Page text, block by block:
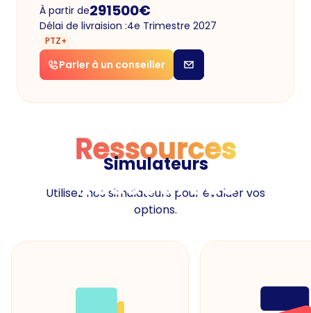
À partir de291500€
Délai de livraision :4e Trimestre 2027
PTZ+
Parler à un conseiller
Ressources
Ressources
Simulateurs
Utilisez nos simulateurs pour évaluer vos
options.